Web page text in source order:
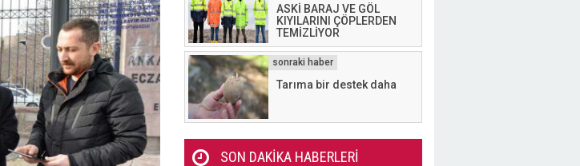
ASKİ BARAJ VE GÖL
KIYILARINI ÇÖPLERDEN
TEMİZLİYOR
Tarıma bir destek daha
SON DAKİKA HABERLERİ